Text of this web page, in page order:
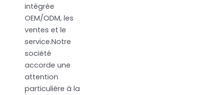
intégrée
OEM/ODM, les
ventes et le
service.Notre
société
accorde une
attention
particulière à la